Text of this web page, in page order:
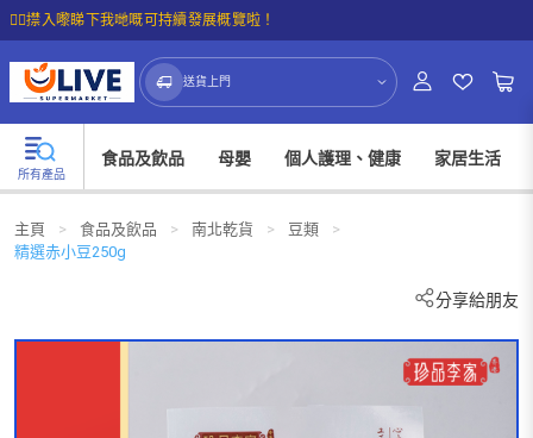
☝🏼㩒入嚟睇下我哋嘅可持續發展概覽啦！
送貨上門
所有產品
食品及飲品 母嬰 個人護理、健康 家居生活
主頁 > 食品及飲品 > 南北乾貨 > 豆類
>
精選赤小豆250g
分享給朋友